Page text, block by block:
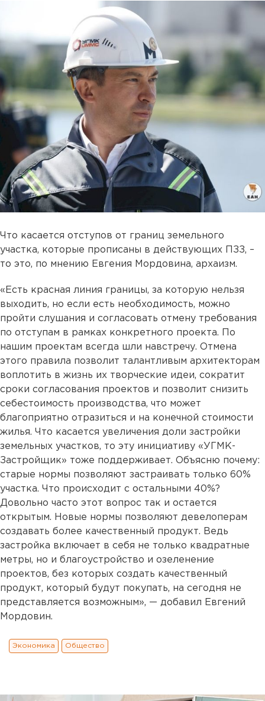
Что касается отступов от границ земельного
участка, которые прописаны в действующих ПЗЗ, –
то это, по мнению Евгения Мордовина, архаизм.
«Есть красная линия границы, за которую нельзя
выходить, но если есть необходимость, можно
пройти слушания и согласовать отмену требования
по отступам в рамках конкретного проекта. По
нашим проектам всегда шли навстречу. Отмена
этого правила позволит талантливым архитекторам
воплотить в жизнь их творческие идеи, сократит
сроки согласования проектов и позволит снизить
себестоимость производства, что может
благоприятно отразиться и на конечной стоимости
жилья. Что касается увеличения доли застройки
земельных участков, то эту инициативу «УГМК-
Застройщик» тоже поддерживает. Объясню почему:
старые нормы позволяют застраивать только 60%
участка. Что происходит с остальными 40%?
Довольно часто этот вопрос так и остается
открытым. Новые нормы позволяют девелоперам
создавать более качественный продукт. Ведь
застройка включает в себя не только квадратные
метры, но и благоустройство и озеленение
проектов, без которых создать качественный
продукт, который будут покупать, на сегодня не
представляется возможным», — добавил Евгений
Мордовин.
Экономика Общество